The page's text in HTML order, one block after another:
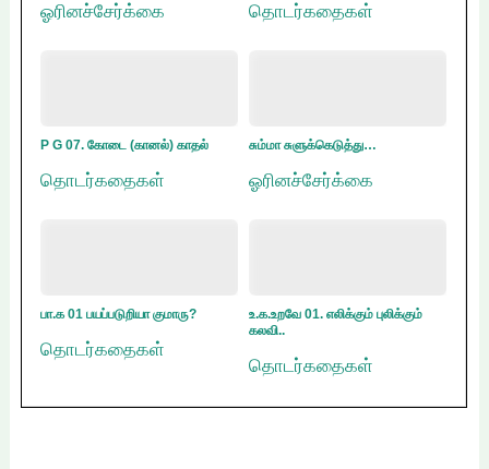
ஓரினச்சேர்க்கை தொடர்கதைகள்
P G 07. கோடை (கானல்) காதல்
தொடர்கதைகள்
சும்மா சுளுக்கெடுத்து…
ஓரினச்சேர்க்கை
பா.க 01 பயப்படுறியா குமாரு?
தொடர்கதைகள்
உ.க.உறவே 01. எலிக்கும் புலிக்கும்
கலவி..
தொடர்கதைகள்